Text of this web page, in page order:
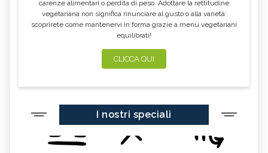
carenze alimentari o perdita di peso. Adottare la rettitudine
vegetariana non significa rinunciare al gusto o alla varietà:
scoprirete come mantenervi in forma grazie a menu vegetariani
equilibrati!
CLICCA QUI
I nostri speciali